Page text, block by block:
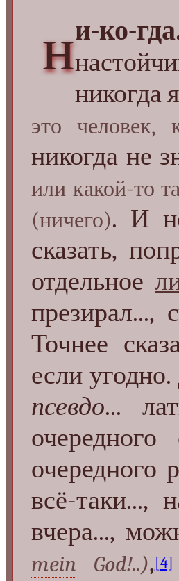
ни-ко-
никогда
это человек,
никогда не
или какой-то
(ничего). И
сказать,
отдельное
презирал...,
Точнее
если
псевдо...
очередного
всё-таки...,
вчера...,
mein God!..),[4]